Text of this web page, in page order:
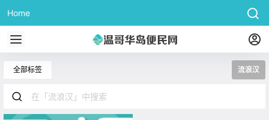
Home
全部标签 流浪汉